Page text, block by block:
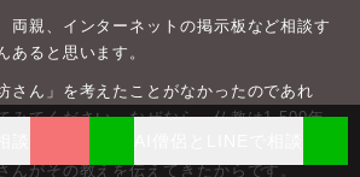
両親、インターネットの掲示板など相談す
あると思います。
さん」を考えたことがなかったのであれ
みてください。なぜなら、仏教は1,500年
んがその教えを伝えてきたからです。